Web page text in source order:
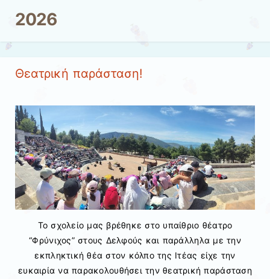
2026
Θεατρική παράσταση!
Το σχολείο μας βρέθηκε στο υπαίθριο θέατρο
“Φρύνιχος” στους Δελφούς και παράλληλα με την
εκπληκτική θέα στον κόλπο της Ιτέας είχε την
ευκαιρία να παρακολουθήσει την θεατρική παράσταση